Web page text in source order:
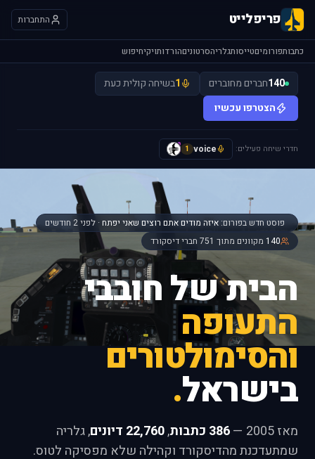
פריפלייט התחברות
כתבותפורומיםטייסותגלריהסרטוניםהורדותויקיחיפוש
140חברים מחוברים 1בשיחה קולית כעת
הצטרפו עכשיו
חדרי שיחה פעילים: voice
1
y
פוסט חדש בפורום:איזה מודים אתם רוצים שאני יפתח · לפני 2 חודשים
140 מקוונים מתוך 751 חברי דיסקורד
הבית של חובבי
התעופה
והסימולטורים
בישראל.
מאז 2005 — 386 כתבות ,22,760 דיונים
, גלריה
שמתעדכנת מהדיסקורד וקהילה שלא מפסיקה לטוס.